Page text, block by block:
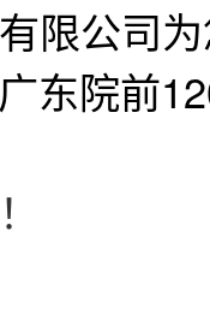
限公司
东院前